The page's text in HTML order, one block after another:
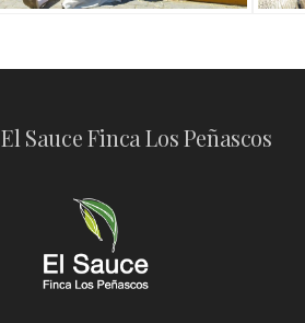
El Sauce Finca Los Peñascos